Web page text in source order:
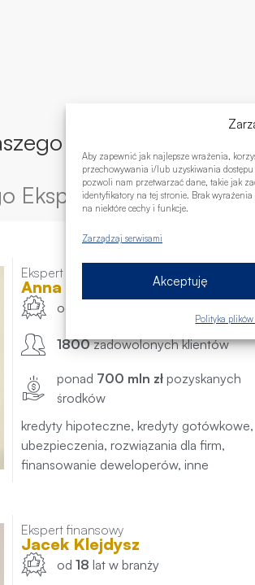
Aby zapewnić jak najlepsze wrażenia,
przechowywania i/lub uzyskiwania
pozwoli nam przetwarzać dane, takie jak
identyfikatory na tej stronie. Brak
na niektóre cechy i funkcje.
Zarządzaj serwisami
Akceptuję
Polityka plików
Eksperta
Ekspert finansowy
Anna Kupsik
od
1800zadowolonych klientów
ponad 700 mln złpozyskanych
środków
kredyty hipoteczne, kredyty gotówkowe,
ubezpieczenia, rozwiązania dla firm,
finansowanie deweloperów, inne
Ekspert finansowy
Jacek Klejdysz
od18lat w branży